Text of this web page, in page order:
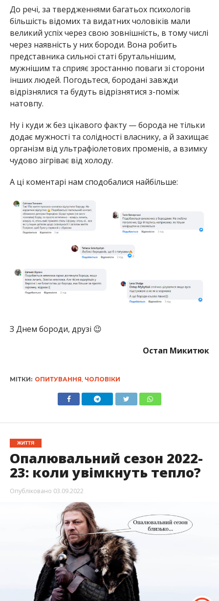
До речі, за твердженнями багатьох психологів
більшість відомих та видатних чоловіків мали
великий успіх через свою зовнішність, в тому числі
через наявність у них бороди. Вона робить
представника сильної статі брутальнішим,
мужнішим та сприяє зростанню поваги зі сторони
інших людей. Погодьтеся, бородані завжди
відрізнялися та будуть відрізнятися з-поміж
натовпу.
Ну і куди ж без цікавого факту — борода не тільки
додає мужності та солідності власнику, а й захищає
організм від ультрафіолетових променів, а взимку
чудово зігріває від холоду.
А ці коментарі нам сподобалися найбільше:
З Днем бороди, друзі 😉
Остап Микитюк
МІТКИ: ОПИТУВАННЯ ЧОЛОВІКИ
ЖИТТЯ
Опалювальний сезон 2022-
23: коли увімкнуть тепло?
Опубліковано 03.09.2022